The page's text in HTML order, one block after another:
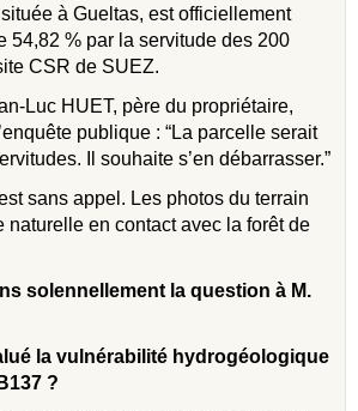
à Gueltas, est officiellement
54,82 % par la servitude des 200
CSR de SUEZ.
Luc HUET, père du propriétaire,
publique : “La parcelle serait
Il souhaite s’en débarrasser.”
sans appel. Les photos du terrain
naturelle en contact avec la forêt de
solennellement la question à M.
la vulnérabilité hydrogéologique
?